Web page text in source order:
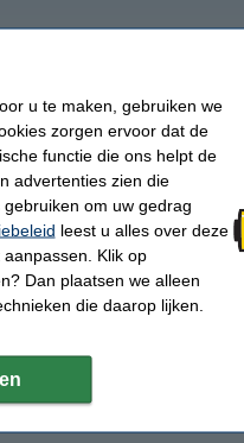
u te maken, gebruiken we
zorgen ervoor dat de
functie die ons helpt de
advertenties zien die
om uw gedrag
leest u alles over deze
Klik op
Dan plaatsen we alleen
die daarop lijken.